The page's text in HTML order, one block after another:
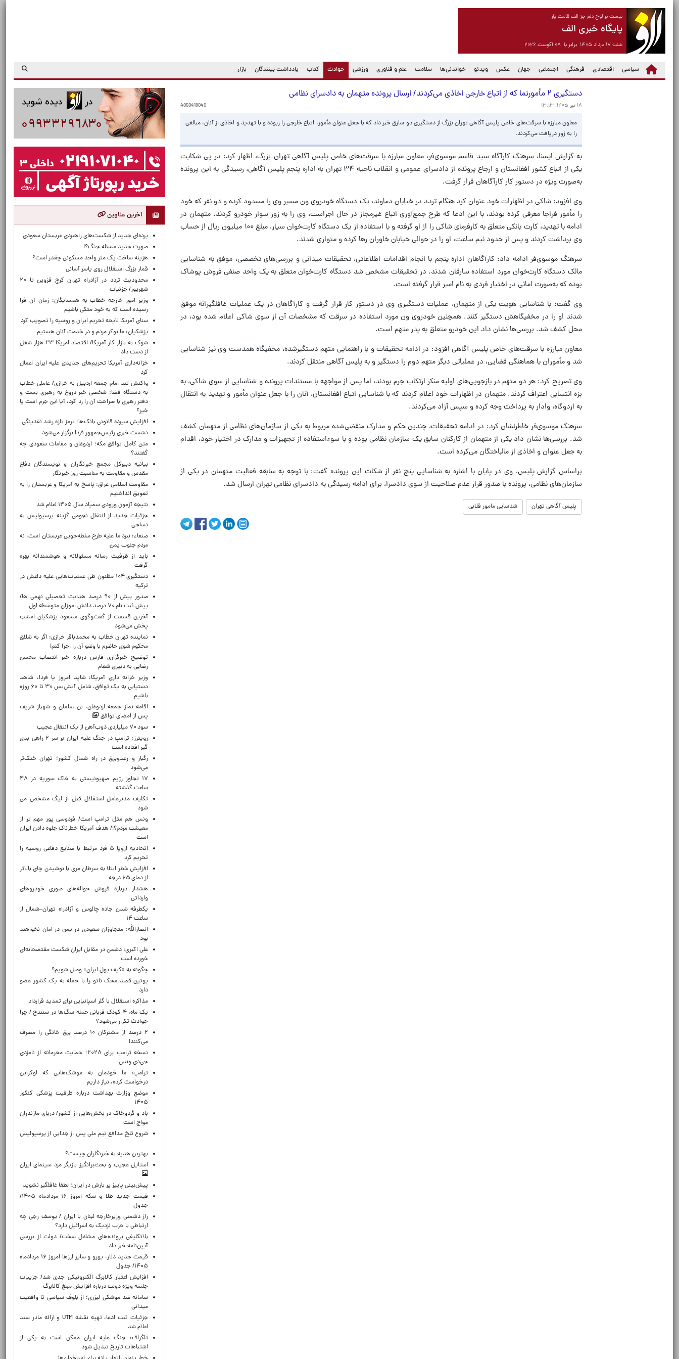
نیست بر لوح دلم جز الف قامت یار
پایگاه خبری الف
شنبه ۱۷ مرداد ۱۴۰۵ برابر با ۰۸ آگوست ۲۰۲۶
سیاسی اقتصادی فرهنگی اجتماعی جهان عکس ویدئو خواندنی‌ها سلامت علم و فناوری ورزشی حوادث
(current) کتاب یادداشت بینندگان بازار
دستگیری ۲ مأمورنما که از اتباع خارجی اخاذی می‌کردند/ ارسال پرونده متهمان به دادسرای نظامی
۱۸ تیر ۱۴۰۵، ۱۳:۱۳ 4050418040
معاون مبارزه با سرقت‌های خاص پلیس آگاهی تهران بزرگ از دستگیری دو سارق خبر داد که با جعل عنوان مأمور، اتباع خارجی را ربوده و با تهدید و اخاذی از آنان، مبالغی
را به زور دریافت می‌کردند.
به گزارش ایسنا، سرهنگ کارآگاه سید قاسم موسوی‌فر، معاون مبارزه با سرقت‌های خاص پلیس آگاهی تهران بزرگ، اظهار کرد: در پی شکایت
یکی از اتباع کشور افغانستان و ارجاع پرونده از دادسرای عمومی و انقلاب ناحیه ۳۴ تهران به اداره پنجم پلیس آگاهی، رسیدگی به این پرونده
به‌صورت ویژه در دستور کار کارآگاهان قرار گرفت.
وی افزود: شاکی در اظهارات خود عنوان کرد هنگام تردد در خیابان دماوند، یک دستگاه خودروی ون مسیر وی را مسدود کرده و دو نفر که خود
را مأمور فراجا معرفی کرده بودند، با این ادعا که طرح جمع‌آوری اتباع غیرمجاز در حال اجراست، وی را به زور سوار خودرو کردند. متهمان در
ادامه با تهدید، کارت بانکی متعلق به کارفرمای شاکی را از او گرفته و با استفاده از یک دستگاه کارت‌خوان سیار، مبلغ ۱۰۰ میلیون ریال از حساب
وی برداشت کردند و پس از حدود نیم ساعت، او را در حوالی خیابان خاوران رها کرده و متواری شدند.
سرهنگ موسوی‌فر ادامه داد: کارآگاهان اداره پنجم با انجام اقدامات اطلاعاتی، تحقیقات میدانی و بررسی‌های تخصصی، موفق به شناسایی
مالک دستگاه کارت‌خوان مورد استفاده سارقان شدند. در تحقیقات مشخص شد دستگاه کارت‌خوان متعلق به یک واحد صنفی فروش پوشاک
بوده که به‌صورت امانی در اختیار فردی به نام امیر قرار گرفته است.
وی گفت: با شناسایی هویت یکی از متهمان، عملیات دستگیری وی در دستور کار قرار گرفت و کارآگاهان در یک عملیات غافلگیرانه موفق
شدند او را در مخفیگاهش دستگیر کنند. همچنین خودروی ون مورد استفاده در سرقت که مشخصات آن از سوی شاکی اعلام شده بود، در
محل کشف شد. بررسی‌ها نشان داد این خودرو متعلق به پدر متهم است.
معاون مبارزه با سرقت‌های خاص پلیس آگاهی افزود: در ادامه تحقیقات و با راهنمایی متهم دستگیرشده، مخفیگاه همدست وی نیز شناسایی
شد و مأموران با هماهنگی قضایی، در عملیاتی دیگر متهم دوم را دستگیر و به پلیس آگاهی منتقل کردند.
وی تصریح کرد: هر دو متهم در بازجویی‌های اولیه منکر ارتکاب جرم بودند، اما پس از مواجهه با مستندات پرونده و شناسایی از سوی شاکی، به
بزه انتسابی اعتراف کردند. متهمان در اظهارات خود اعلام کردند که با شناسایی اتباع افغانستان، آنان را با جعل عنوان مأمور و تهدید به انتقال
به اردوگاه، وادار به پرداخت وجه کرده و سپس آزاد می‌کردند.
سرهنگ موسوی‌فر خاطرنشان کرد: در ادامه تحقیقات، چندین حکم و مدارک منقضی‌شده مربوط به یکی از سازمان‌های نظامی از متهمان کشف
شد. بررسی‌ها نشان داد یکی از متهمان از کارکنان سابق یک سازمان نظامی بوده و با سوءاستفاده از تجهیزات و مدارک در اختیار خود، اقدام
به جعل عنوان و اخاذی از مالباختگان می‌کرده است.
براساس گزارش پلیس، وی در پایان با اشاره به شناسایی پنج نفر از شکات این پرونده گفت: با توجه به سابقه فعالیت متهمان در یکی از
سازمان‌های نظامی، پرونده با صدور قرار عدم صلاحیت از سوی دادسرا، برای ادامه رسیدگی به دادسرای نظامی تهران ارسال شد.
پلیس آگاهی تهران شناسایی مامور قلابی
آخرین عناوین
پرده‌ای جدید از شکست‌های راهبردی عربستان سعودی
صورت جدید مسئله جنگ؟!
هزینه ساخت یک متر واحد مسکونی چقدر است؟
قمار بزرگ استقلال روی یاسر آسانی
محدودیت تردد در آزادراه تهران کرج قزوین تا ۲۰
شهریور/ جزئیات
وزیر امور خارجه خطاب به همسایگان: زمان آن فرا
رسیده است که به خود متکی باشیم
سنای آمریکا لایحه تحریم ایران و روسیه را تصویب کرد
پزشکیان: ما نوکر مردم و در خدمت آنان هستیم
شوک به بازار کار آمریکا/ اقتصاد امریکا ۲۳ هزار شغل
از دست داد
خزانه‌داری آمریکا تحریم‌های جدیدی علیه ایران اعمال
کرد
واکنش تند امام جمعه اردبیل به خرازی/ عاملی خطاب
به دستگاه قضا: شخصی خبر دروغ به رهبری بست و
دفتر رهبری با صراحت آن را رد کرد، آیا این جرم است یا
خیر؟
افزایش سپرده قانونی بانک‌ها؛ ترمز تازه رشد نقدینگی
نشست خبری رئیس‌جمهور فردا برگزار می‌شود
متن کامل توافق مکه؛ اردوغان و مقامات سعودی چه
گفتند؟
بیانیه دبیرکل مجمع خبرنگاران و نویسندگان دفاع
مقدس و مقاومت به مناسبت روز خبرنگار
مقاومت اسلامی عراق: پاسخ به آمریکا و عربستان را به
تعویق انداختیم
نتیجه آزمون ورودی سمپاد سال ۱۴۰۵ اعلام شد
جزئیات جدید از انتقال نجومی گزینه پرسپولیس به
نساجی
صنعاء: نبرد ما علیه طرح سلطه‌جویی عربستان است، نه
مردم جنوب یمن
باید از ظرفیت رسانه مسئولانه و هوشمندانه بهره
گرفت
دستگیری ۱۰۴ مظنون طی عملیات‌هایی علیه داعش در
ترکیه
صدور بیش از ۹۰ درصد هدایت تحصیلی نهمی ها/
پیش ثبت نام ۷۰ درصد دانش اموزان متوسطه اول
آخرین قسمت از گفت‌وگوی مسعود پزشکیان امشب
پخش می‌شود
نماینده تهران خطاب به محمدباقر خرازی: اگر به شلاق
محکوم شوی حاضرم با وضو آن را اجرا کنم!
توضیح خبرگزاری فارس درباره خبر انتصاب محسن
رضایی به دبیری شعام
وزیر خزانه داری آمریکا: شاید امروز یا فردا، شاهد
دستیابی به یک توافق، شامل آتش‌بس ۳۰ تا ۶۰ روزه
باشیم
اقامه نماز جمعه اردوغان، بن ‌سلمان و شهباز شریف
پس از امضای توافق
سود ۷۰ میلیاردی ذوب‌آهن از یک انتقال عجیب
رویترز: ترامپ در جنگ علیه ایران بر سر ۲ راهی بدی
گیر افتاده است
رگبار و رعدوبرق در راه شمال کشور؛ تهران خنک‌تر
می‌شود
۱۷ تجاوز رژیم صهیونیستی به خاک سوریه در ۴۸
ساعت گذشته
تکلیف مدیرعامل استقلال قبل از لیگ مشخص می
شود
ونس هم مثل ترامپ است/ فردوسی پور مهم تر از
معیشت مردم؟!/ هدف آمریکا خطرناک جلوه دادن ایران
است
اتحادیه اروپا ۵ فرد مرتبط با صنایع دفاعی روسیه را
تحریم کرد
افزایش خطر ابتلا به سرطان مری با نوشیدن چای بالاتر
از دمای ۶۵ درجه
هشدار درباره فروش حواله‌های صوری خودروهای
وارداتی
یکطرفه شدن جاده چالوس و آزادراه تهران–شمال از
ساعت ۱۴
انصارالله: متجاوزان سعودی در یمن در امان نخواهند
بود
علی اکبری: دشمن در مقابل ایران شکست مفتضحانه‌ای
خورده است
چگونه به «کیف پول ایران» وصل شویم؟
پوتین قصد محک ناتو را با حمله به یک کشور عضو
دارد
مذاکره استقلال با گلر اسپانیایی برای تمدید قرارداد
یک ماه، ۴ کودک قربانی حمله سگ‌ها در سنندج / چرا
حوادث تکرار می‌شود؟
۲ درصد از مشترکان ۱۰ درصد برق خانگی را مصرف
می‌کنند!
نسخه ترامپ برای ۲۰۲۸؛ حمایت محرمانه از نامزدی
جی‌دی ونس
ترامپ: ما خودمان به موشک‌هایی که اوکراین
درخواست کرده، نیاز داریم
موضع وزارت بهداشت درباره ظرفیت پزشکی کنکور
۱۴۰۵
باد و گردوخاک در بخش‌هایی از کشور/ دریای مازندران
مواج است
شروع تلخ مدافع تیم ملی پس از جدایی از پرسپولیس
بهترین هدیه به خبرنگاران چیست؟
استایل عجیب و بحث‌برانگیز بازیگر مرد سینمای ایران
پیش‌بینی پاییز پر بارش در ایران؛ لطفا غافلگیر نشوید
قیمت جدید طلا و سکه امروز ۱۶ مردادماه ۱۴۰۵/
جدول
راز دشمنی وزیرخارجه لبنان با ایران / یوسف رجی چه
ارتباطی با حزب نزدیک به اسرائیل دارد؟
بلاتکلیفی پرونده‌های مشاغل سخت/ دولت از بررسی
آیین‌نامه خبر داد
قیمت جدید دلار، یورو و سایر ارزها امروز ۱۶ مردادماه
۱۴۰۵/ جدول
افزایش اعتبار کالابرگ الکترونیکی جدی شد/ جزییات
جلسه ویژه دولت درباره افزایش مبلغ کالابرگ
سامانه ضد موشکی لیزری؛ از بلوف سیاسی تا واقعیت
میدانی
جزئیات ثبت ادعا، تهیه نقشه UTM و ارائه مادر سند
اعلام شد
تلگراف: جنگ علیه ایران ممکن است به یکی از
اشتباهات تاریخ تبدیل شود